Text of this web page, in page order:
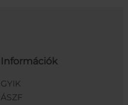
Információk
GYIK
ÁSZF